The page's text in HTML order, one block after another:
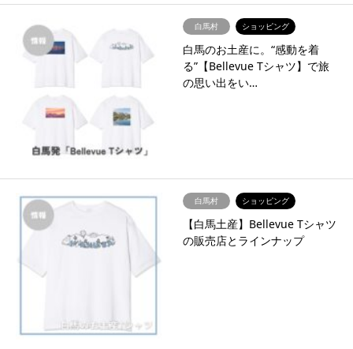
白馬村 ショッピング
白馬のお土産に。“感動を着
る”【Bellevue Tシャツ】で旅
の思い出をい…
白馬村 ショッピング
【白馬土産】Bellevue Tシャツ
の販売店とラインナップ